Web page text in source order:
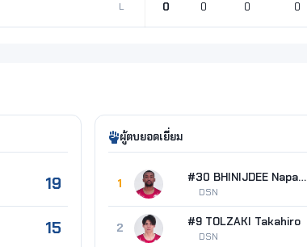
L 0 0 0 0
19
15
ผู้ตบยอดเยี่ยม
1 #30 BHINIJDEE Napadet
DSN
2 #9 TOLZAKI Takahiro
DSN